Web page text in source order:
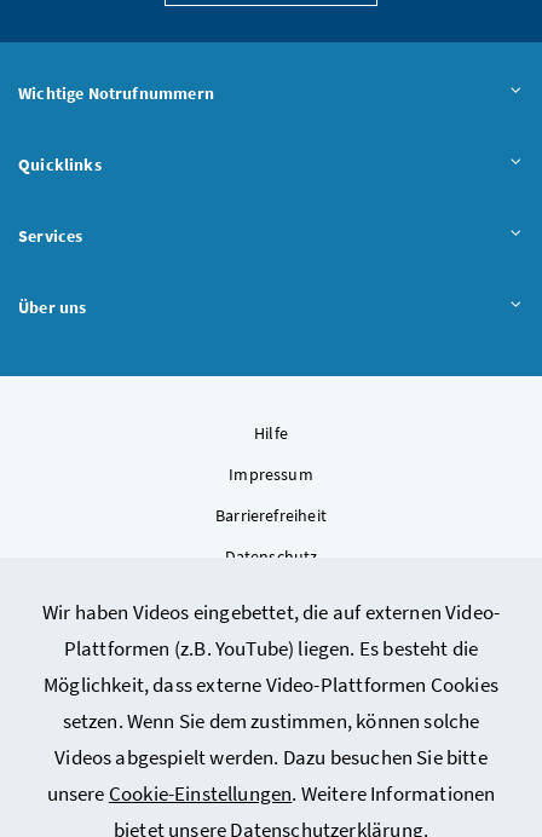
Wir haben Videos eingebettet, die auf externen Video-
Plattformen (z.B. YouTube) liegen. Es besteht die
Möglichkeit, dass externe Video-Plattformen Cookies
setzen. Wenn Sie dem zustimmen, können solche
Videos abgespielt werden. Dazu besuchen Sie bitte
unsere Cookie-Einstellungen. Weitere Informationen
bietet unsereDatenschutzerklärung.
Wichtige Notrufnummern
Quicklinks
Services
Über uns
Hilfe
Impressum
Barrierefreiheit
Datenschutz
Sitemap
Cookie-Einstellungen